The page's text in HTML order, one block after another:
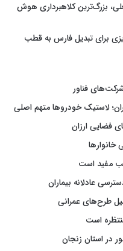
چهره جعلی، بزرگ‌ترین کلاهبرداری هوش
برای تبدیل فارس به قطب
فناور
لاستیک خودروها متهم اصلی
فضایی ارزان
خانوارها
مفید است
عادلانه بیماران
طرح‌های عمرانی
است
در استان زنجان